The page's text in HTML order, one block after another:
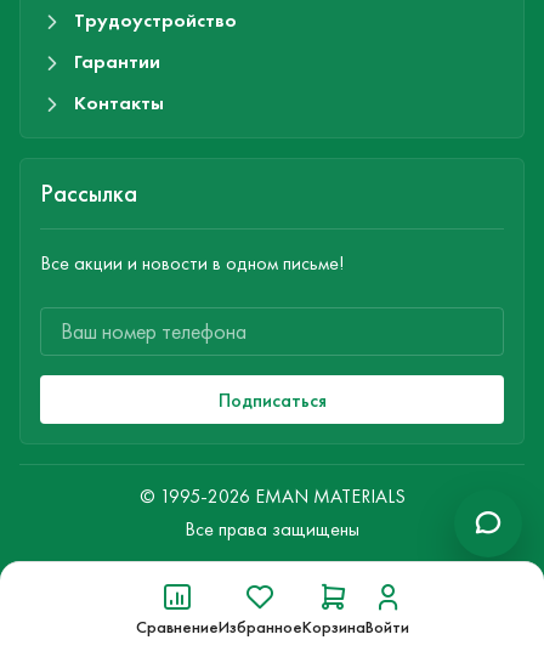
СравнениеИзбранноеКорзинаВойти
Трудоустройство
Гарантии
Контакты
Рассылка
Все акции и новости в одном письме!
Подписаться
© 1995-2026 EMAN MATERIALS
Все права защищены